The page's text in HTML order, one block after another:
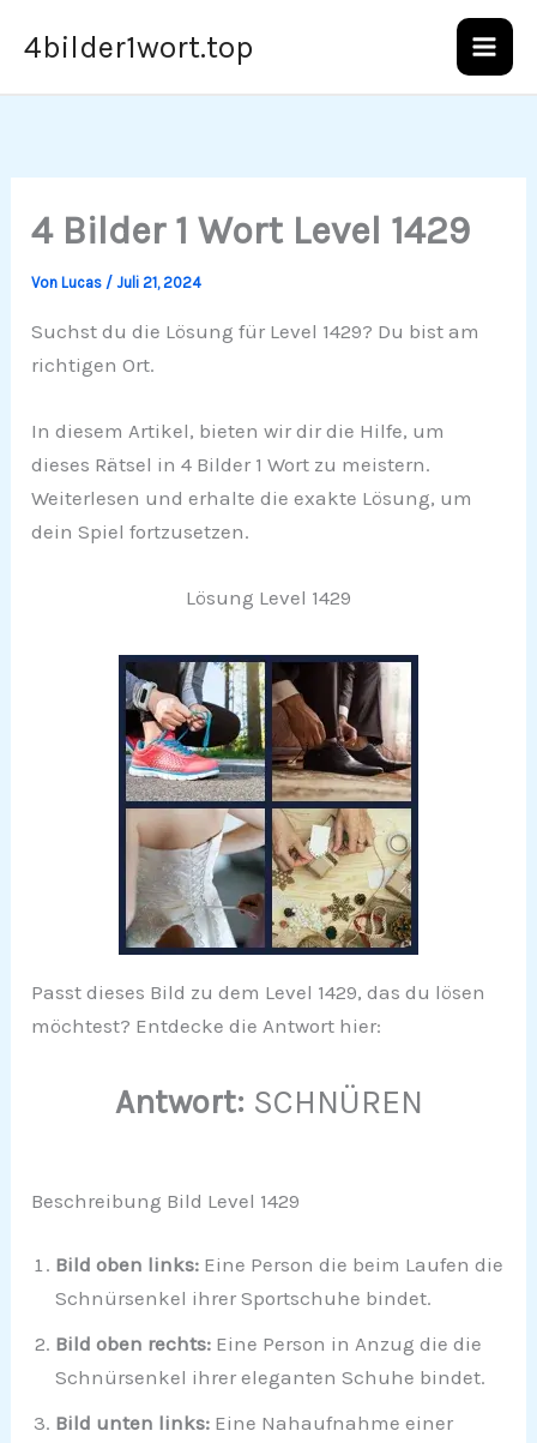
Inhalt
4bilder1wort.top
4 Bilder 1 Wort Level 1429
VonLucas /Juli 21, 2024
Suchst du die Lösung für Level 1429? Du bist am
richtigen Ort.
In diesem Artikel, bieten wir dir die Hilfe, um
dieses Rätsel in 4 Bilder 1 Wort zu meistern.
Weiterlesen und erhalte die exakte Lösung, um
dein Spiel fortzusetzen.
Lösung Level 1429
Passt dieses Bild zu dem Level 1429, das du lösen
möchtest? Entdecke die Antwort hier:
Antwort: SCHNÜREN
Beschreibung Bild Level 1429
Bild oben links: Eine Person die beim Laufen die
Schnürsenkel ihrer Sportschuhe bindet.
Bild oben rechts: Eine Person in Anzug die die
Schnürsenkel ihrer eleganten Schuhe bindet.
Bild unten links: Eine Nahaufnahme einer